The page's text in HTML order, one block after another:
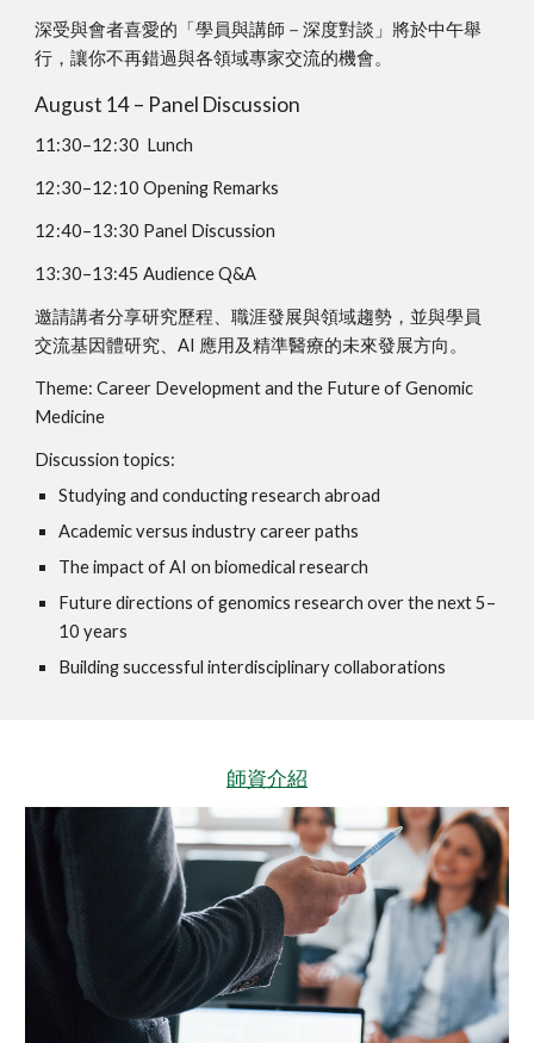
深受與會者喜愛的 「學員與講師－深度對談」將於中午舉
行，讓你不再錯過與各領域專家交流的機會。
August 14 – Panel Discussion
11:30–12:30 Lunch
12:30–12:10 Opening Remarks
12:40–13:30 Panel Discussion
13:30–13:45 Audience Q&A
邀請講者分享研究歷程、職涯發展與領域趨勢，並與學員
交流基因體研究、AI 應用及精準醫療的未來發展方向。
Theme: Career Development and the Future of Genomic
Medicine
Discussion topics:
Studying and conducting research abroad
Academic versus industry career paths
The impact of AI on biomedical research
Future directions of genomics research over the next 5–
10 years
Building successful interdisciplinary collaborations
師資介紹